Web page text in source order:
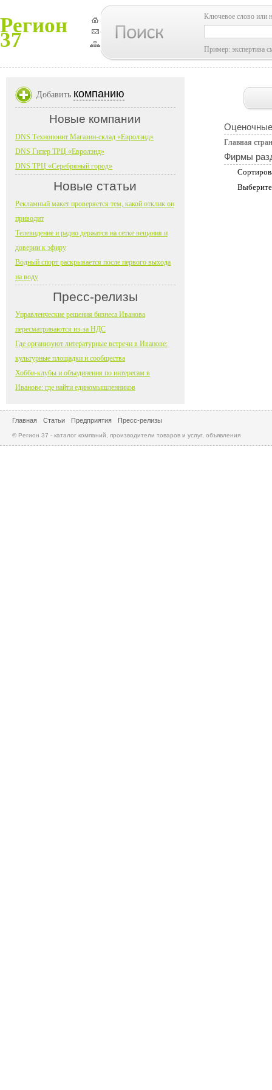
Регион
37
Ключевое слово или
Пример: экспертиза
Главная
Фирмы
Добавить компанию
Новые компании
DNS Технопоинт Магазин-склад «Евролэнд»
DNS Гипер ТРЦ «Евролэнд»
DNS ТРЦ «Серебряный город»
Новые статьи
Рекламный макет проверяется тем, какой отклик он
приводит
Телевидение и радио держатся на сетке вещания и
доверии к эфиру
Водный спорт раскрывается после первого выхода
на воду
Пресс-релизы
Управленческие решения бизнеса Иванова
пересматриваются из-за НДС
Где организуют литературные встречи в Иванове:
культурные площадки и сообщества
Хобби-клубы и объединения по интересам в
Иванове: где найти единомышленников
Главная Статьи Предприятия Пресс-релизы
© Регион 37 - каталог компаний, производители товаров и услуг, объявления